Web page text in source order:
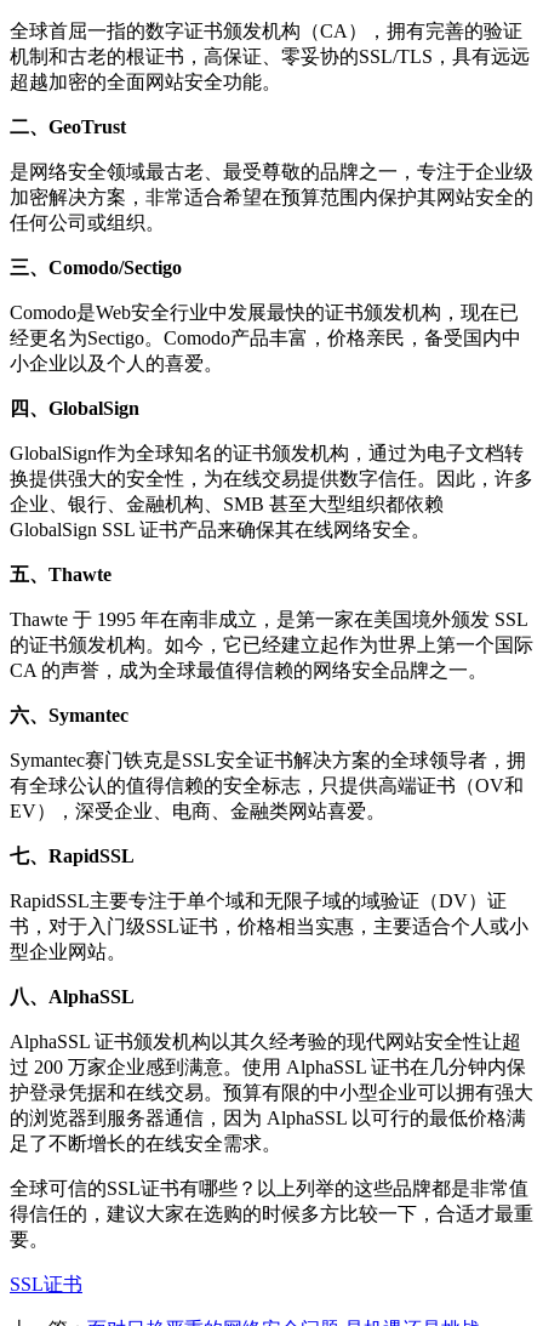
全球首屈一指的数字证书颁发机构（CA），拥有完善的验证
机制和古老的根证书，高保证、零妥协的SSL/TLS，具有远远
超越加密的全面网站安全功能。
二、GeoTrust
是网络安全领域最古老、最受尊敬的品牌之一，专注于企业级
加密解决方案，非常适合希望在预算范围内保护其网站安全的
任何公司或组织。
三、Comodo/Sectigo
Comodo是Web安全行业中发展最快的证书颁发机构，现在已
经更名为Sectigo。Comodo产品丰富，价格亲民，备受国内中
小企业以及个人的喜爱。
四、GlobalSign
GlobalSign作为全球知名的证书颁发机构，通过为电子文档转
换提供强大的安全性，为在线交易提供数字信任。因此，许多
企业、银行、金融机构、SMB 甚至大型组织都依赖
GlobalSign SSL 证书产品来确保其在线网络安全。
五、Thawte
Thawte 于 1995 年在南非成立，是第一家在美国境外颁发 SSL
的证书颁发机构。如今，它已经建立起作为世界上第一个国际
CA 的声誉，成为全球最值得信赖的网络安全品牌之一。
六、Symantec
Symantec赛门铁克是SSL安全证书解决方案的全球领导者，拥
有全球公认的值得信赖的安全标志，只提供高端证书（OV和
EV），深受企业、电商、金融类网站喜爱。
七、RapidSSL
RapidSSL主要专注于单个域和无限子域的域验证（DV）证
书，对于入门级SSL证书，价格相当实惠，主要适合个人或小
型企业网站。
八、AlphaSSL
AlphaSSL 证书颁发机构以其久经考验的现代网站安全性让超
过 200 万家企业感到满意。使用 AlphaSSL 证书在几分钟内保
护登录凭据和在线交易。预算有限的中小型企业可以拥有强大
的浏览器到服务器通信，因为 AlphaSSL 以可行的最低价格满
足了不断增长的在线安全需求。
全球可信的SSL证书有哪些？以上列举的这些品牌都是非常值
得信任的，建议大家在选购的时候多方比较一下，合适才最重
要。
SSL证书